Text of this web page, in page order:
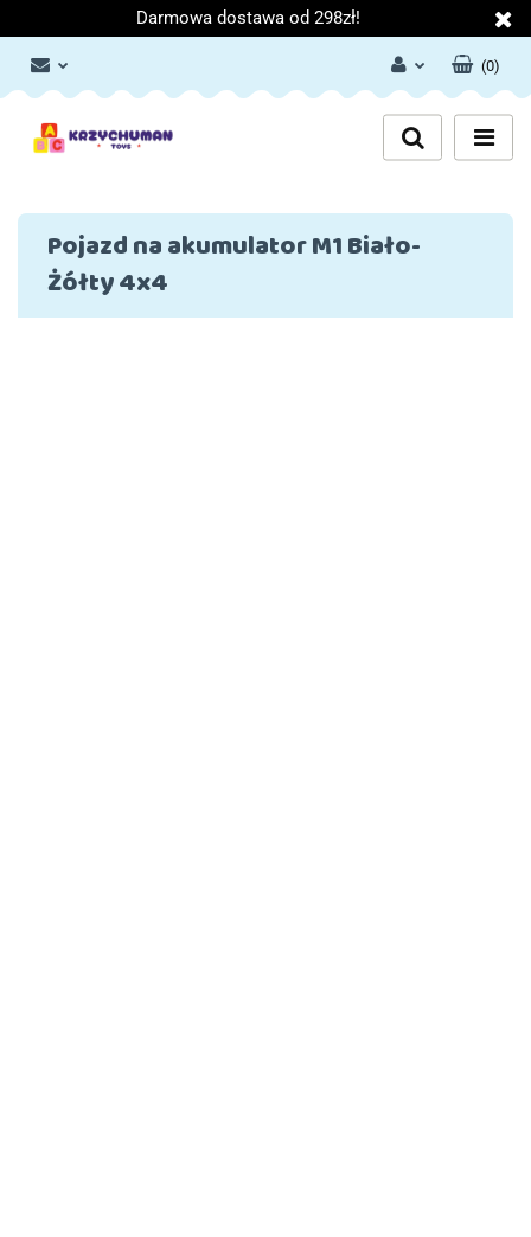
Darmowa dostawa od 298zł!
Zaloguj się
Załóż konto
Zgody cookies
(0)
Pojazd na akumulator M1 Biało-
Żółty 4x4